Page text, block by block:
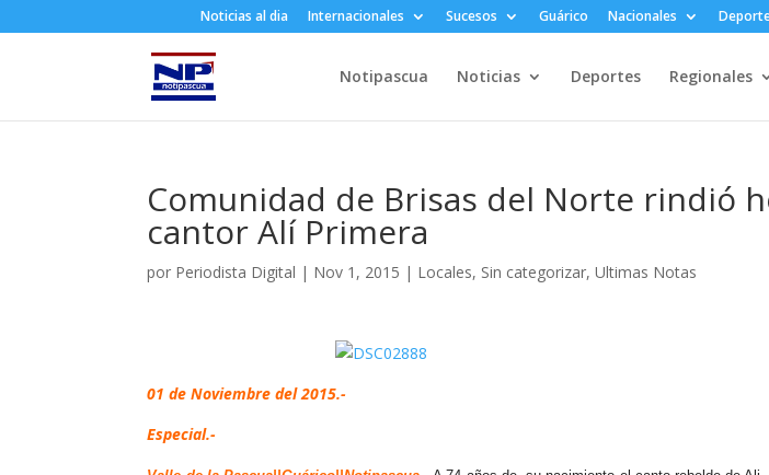
Noticias al dia Internacionales Sucesos Guárico Nacionales
Notipascua Noticias Deportes Regionales
Comunidad de Brisas del Norte rindió
cantor Alí Primera
por Periodista Digital | Nov 1, 2015 | Locales, Sin categorizar,Ultimas Notas
01 de Noviembre del 2015.-
Especial.-